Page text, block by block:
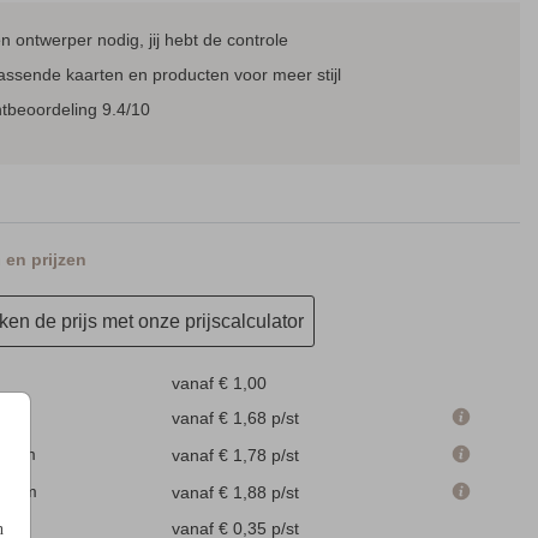
EXTRA KAARTJE GASTENBOEK
ontwerper nodig, jij hebt de controle
kaarten en producten voor meer stijl
9.4/10
en prijzen
de prijs met onze prijscalculator
vanaf € 1,00
vanaf € 1,68 p/st
cm
vanaf € 1,78 p/st
cm
vanaf € 1,88 p/st
vanaf € 0,35 p/st